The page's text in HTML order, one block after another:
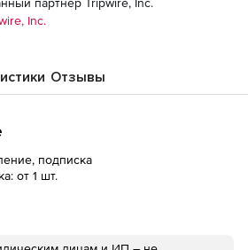
Inc.
Отзывы
подписка
от 1 шт.